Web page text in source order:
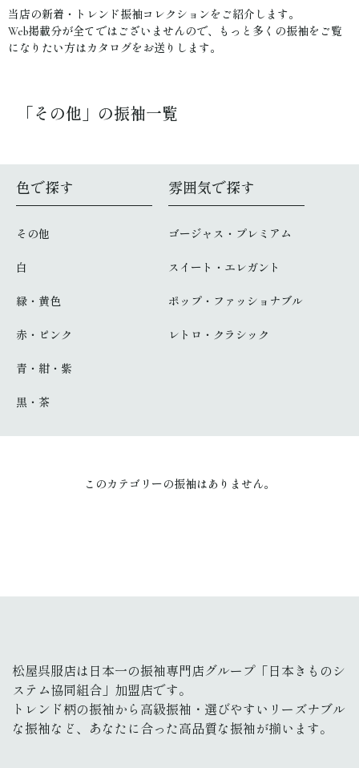
当店の新着・トレンド振袖コレクションをご紹介します。
Web掲載分が全てではございませんので、もっと多くの振袖をご覧
になりたい方はカタログをお送りします。
「その他」の振袖一覧
色で探す
その他
白
緑・黄色
赤・ピンク
青・紺・紫
黒・茶
雰囲気で探す
ゴージャス・プレミアム
スイート・エレガント
ポップ・ファッショナブル
レトロ・クラシック
このカテゴリーの振袖はありません。
松屋呉服店は日本一の振袖専門店グループ「日本きものシ
ステム協同組合」加盟店です。
トレンド柄の振袖から高級振袖・選びやすいリーズナブル
な振袖など、あなたに合った高品質な振袖が揃います。